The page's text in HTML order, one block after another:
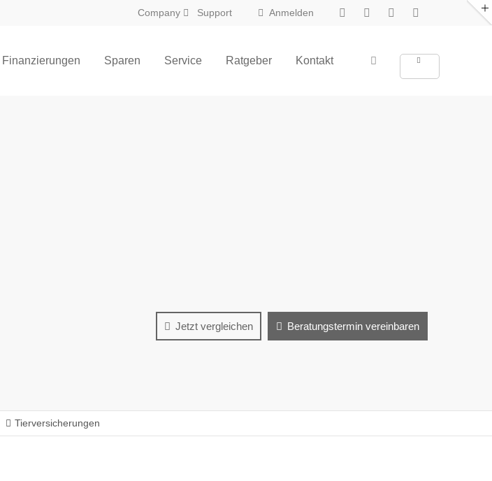
Anmelden
Company Support
Finanzierungen Sparen Service Ratgeber Kontakt
Jetzt vergleichen Beratungstermin vereinbaren
Tierversicherungen